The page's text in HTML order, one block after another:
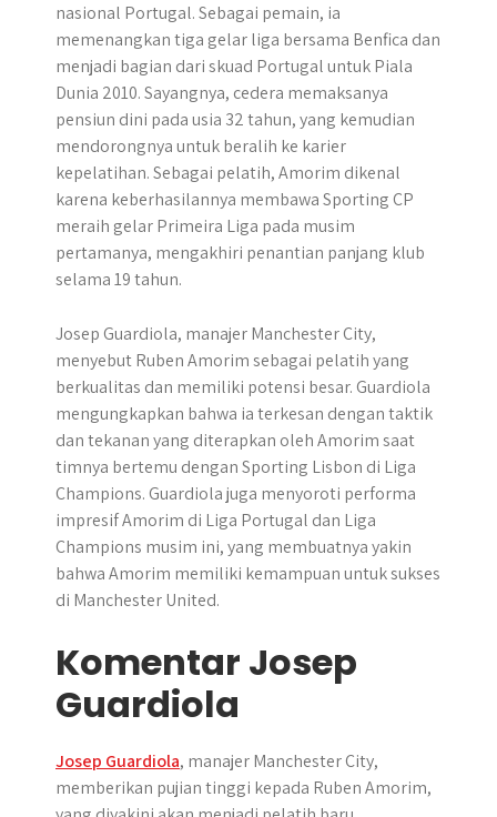
nasional Portugal. Sebagai pemain, ia
memenangkan tiga gelar liga bersama Benfica dan
menjadi bagian dari skuad Portugal untuk Piala
Dunia 2010. Sayangnya, cedera memaksanya
pensiun dini pada usia 32 tahun, yang kemudian
mendorongnya untuk beralih ke karier
kepelatihan. Sebagai pelatih, Amorim dikenal
karena keberhasilannya membawa Sporting CP
meraih gelar Primeira Liga pada musim
pertamanya, mengakhiri penantian panjang klub
selama 19 tahun.
Josep Guardiola, manajer Manchester City,
menyebut Ruben Amorim sebagai pelatih yang
berkualitas dan memiliki potensi besar. Guardiola
mengungkapkan bahwa ia terkesan dengan taktik
dan tekanan yang diterapkan oleh Amorim saat
timnya bertemu dengan Sporting Lisbon di Liga
Champions. Guardiola juga menyoroti performa
impresif Amorim di Liga Portugal dan Liga
Champions musim ini, yang membuatnya yakin
bahwa Amorim memiliki kemampuan untuk sukses
di Manchester United.
Komentar Josep
Guardiola
Josep Guardiola, manajer Manchester City,
memberikan pujian tinggi kepada Ruben Amorim,